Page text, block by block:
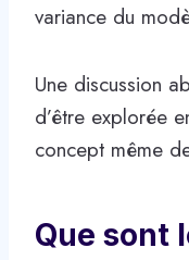
variance du
Une discussion
d’être explorée
concept même
Que sont